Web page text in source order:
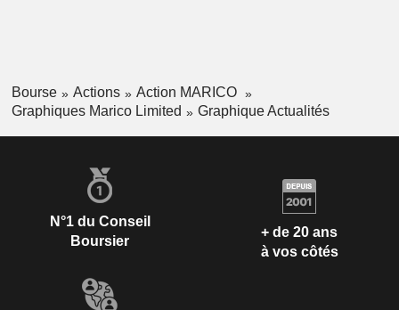
Bourse Actions
Action MARICO
Graphiques Marico Limited
Graphique Actualités
N°1 du Conseil
Boursier
+ de 20 ans
à vos côtés